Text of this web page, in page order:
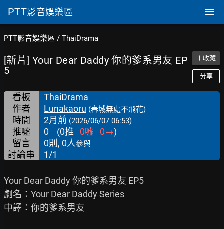
PTT影音娛樂區
PTT影音娛樂區 / ThaiDrama
[新片] Your Dear Daddy 你的爹系男友 EP
5
＋收藏
分享
看板
ThaiDrama
作者
Lunakaoru (春城無處不飛花)
時間 2月前 (2026/06/07 06:53)
推噓 0 (0推 0噓 0→)
留言
0則, 0人參與
討論串 1/1
Your Dear Daddy 你的爹系男友 EP5
劇名：Your Dear Daddy Series
中譯：你的爹系男友